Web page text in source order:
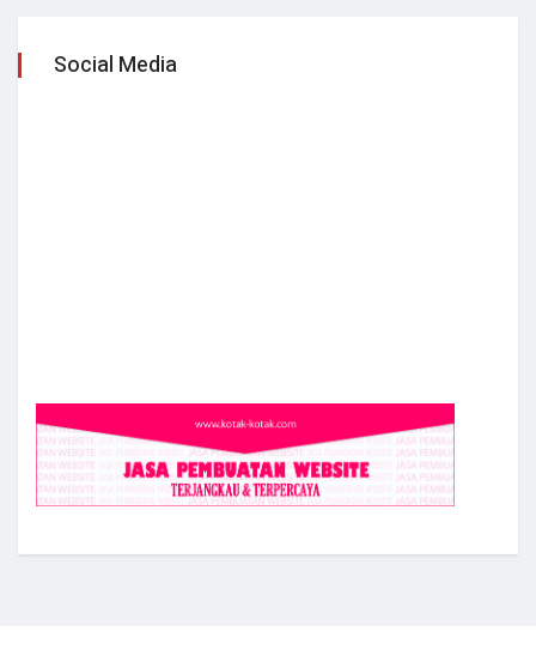
Social Media